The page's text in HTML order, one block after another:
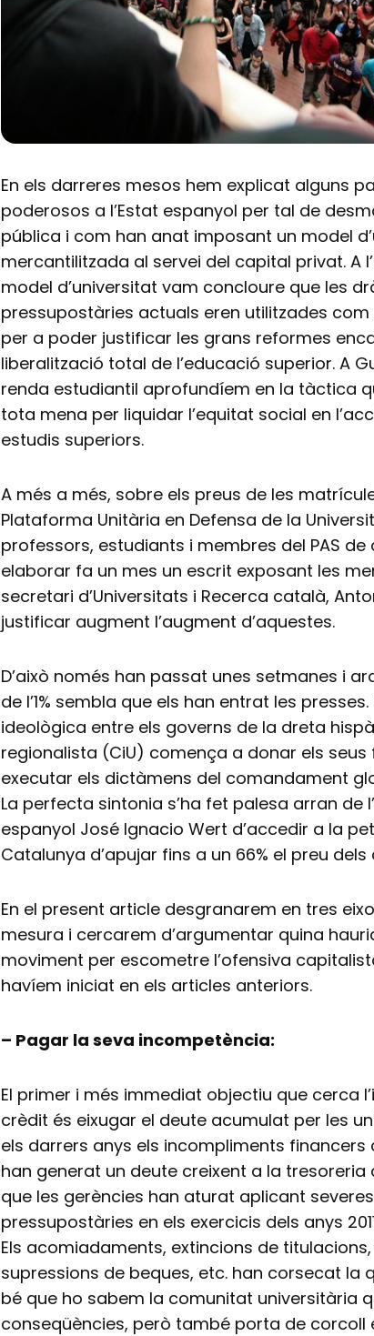
En els darreres mesos hem explicat alguns
poderosos a l’Estat espanyol per tal de
pública i com han anat imposant un model
mercantilitzada al servei del capital privat. A
model d’universitat vam concloure que les
pressupostàries actuals eren utilitzades
per a poder justificar les grans reformes
liberalització total de l’educació superior. A
renda estudiantil aprofundíem en la tàctica
tota mena per liquidar l’equitat social en
estudis superiors.
A més a més, sobre els preus de les
Plataforma Unitària en Defensa de la
professors, estudiants i membres del PAS
elaborar fa un mes un escrit exposant les
secretari d’Universitats i Recerca català,
justificar augment l’augment d’aquestes.
D’això només han passat unes setmanes i
de l’1% sembla que els han entrat les
ideològica entre els governs de la dreta
regionalista (CiU) comença a donar els
executar els dictàmens del comandament
La perfecta sintonia s’ha fet palesa arran de
espanyol José Ignacio Wert d’accedir a la
Catalunya d’apujar fins a un 66% el preu
En el present article desgranarem en tres
mesura i cercarem d’argumentar quina
moviment per escometre l’ofensiva
havíem iniciat en els articles anteriors.
– Pagar la seva incompetència:
El primer i més immediat objectiu que cerca
crèdit és eixugar el deute acumulat per les
els darrers anys els incompliments
han generat un deute creixent a la tresoreria
que les gerències han aturat aplicant
pressupostàries en els exercicis dels anys
Els acomiadaments, extincions de
supressions de beques, etc. han corsecat la
bé que ho sabem la comunitat universitària
conseqüències, però també porta de corcoll